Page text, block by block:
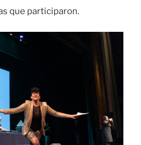
que participaron.